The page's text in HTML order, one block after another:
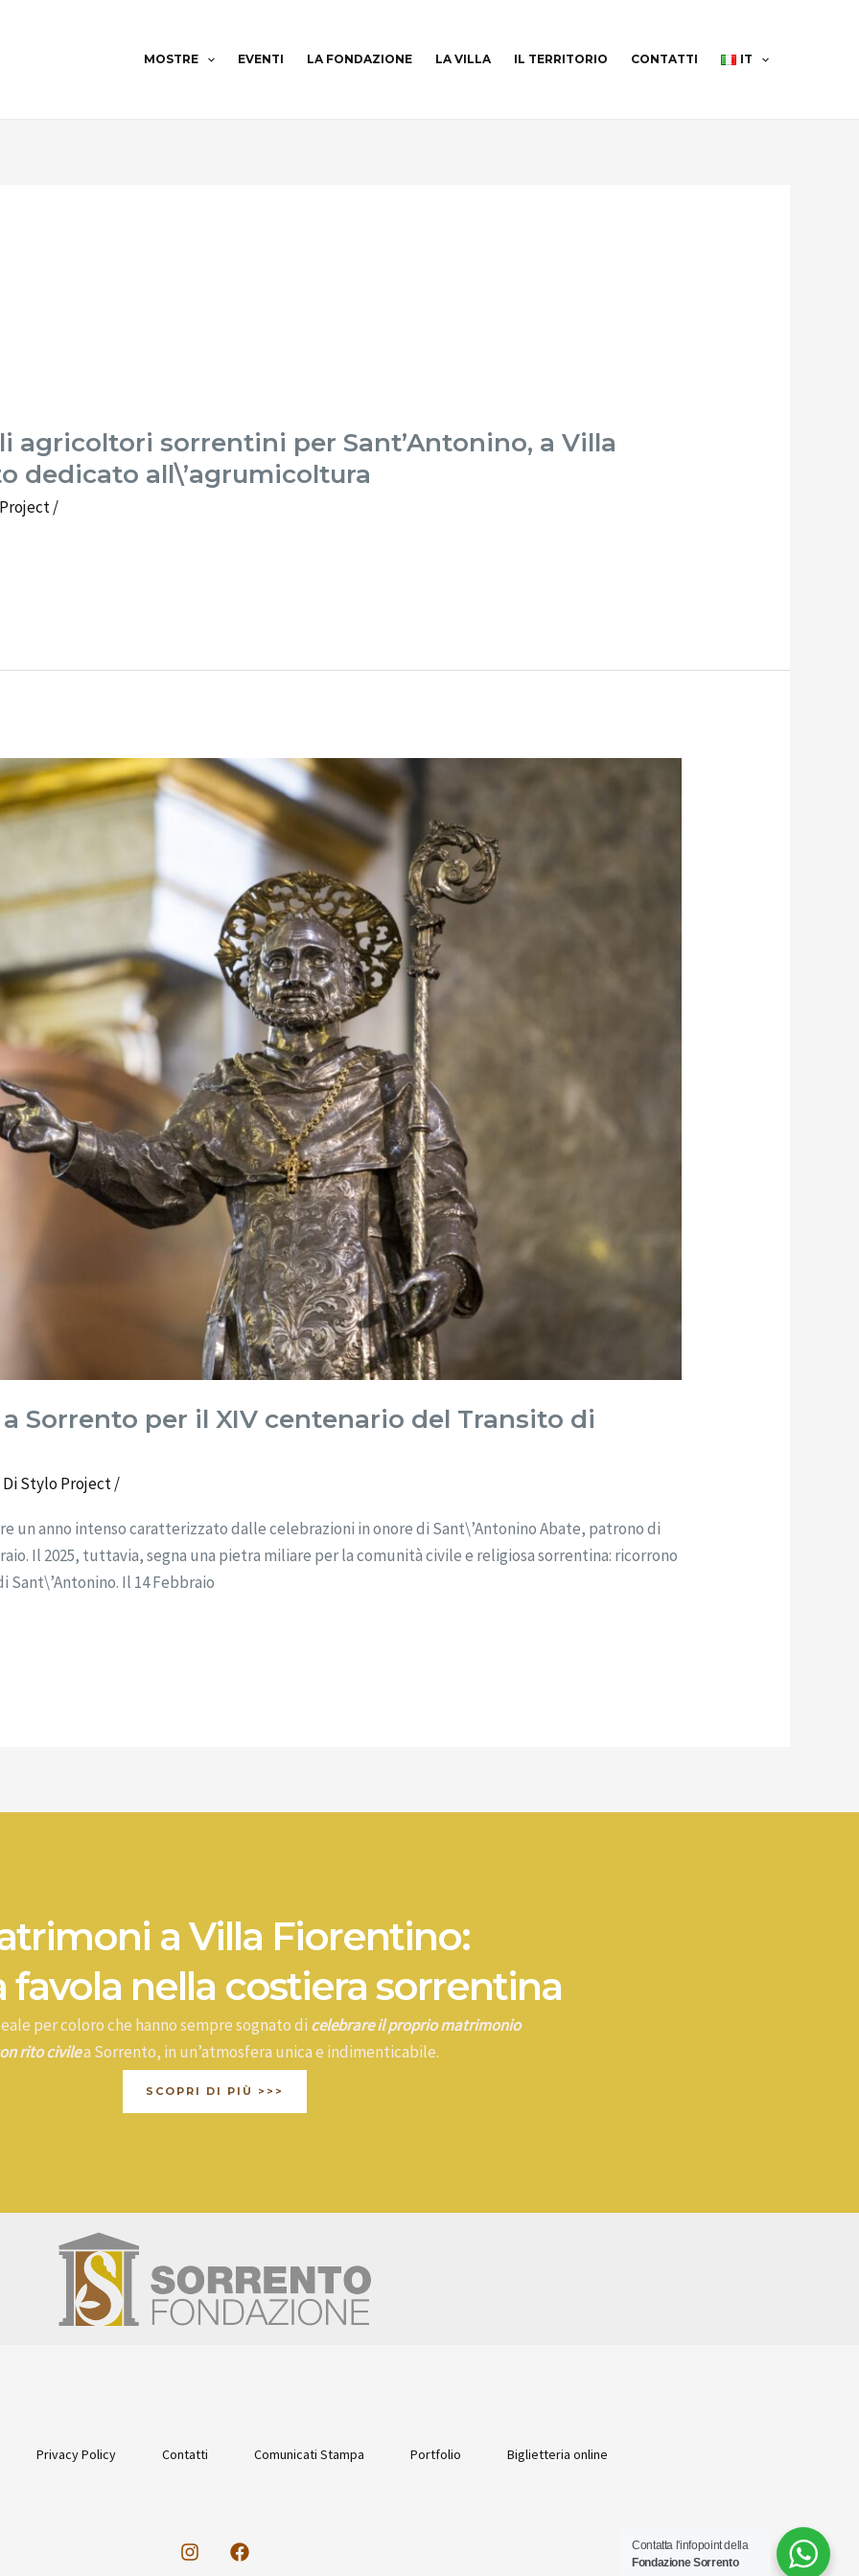
MOSTRE EVENTI LA FONDAZIONE LA VILLA IL TERRITORIO CONTATTI IT
agricoltori sorrentini per Sant’Antonino, a Villa
dedicato all\’agrumicoltura
/
Sorrento per il XIV centenario del Transito di
Stylo Project/
un anno intenso caratterizzato dalle celebrazioni in onore di Sant\’Antonino Abate, patrono di
Il 2025, tuttavia, segna una pietra miliare per la comunità civile e religiosa sorrentina: ricorrono
Sant\’Antonino. Il 14 Febbraio
a Villa Fiorentino:
nella costiera sorrentina
per coloro che hanno sempre sognato di celebrare il proprio matrimonio
rito civilea Sorrento, in un’atmosfera unica e indimenticabile.
SCOPRI DI PIÙ >>>
Privacy Policy Contatti Comunicati Stampa Portfolio Biglietteria online
Contatta l'infopoint della
Fondazione Sorrento